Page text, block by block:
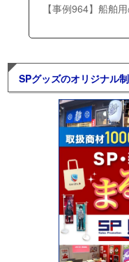
【事例964】船舶
SPグッズのオリジナル